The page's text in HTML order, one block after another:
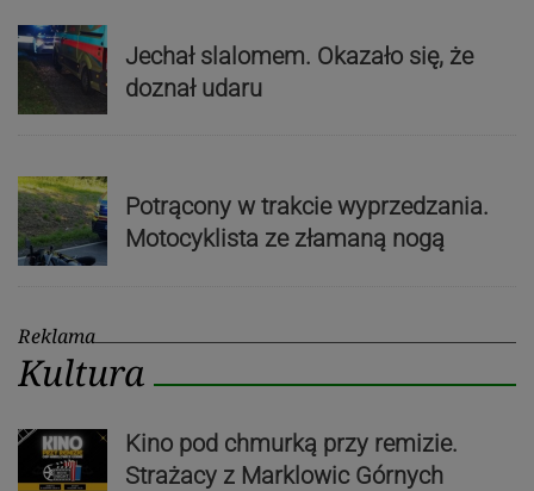
Jechał slalomem. Okazało się, że
doznał udaru
Potrącony w trakcie wyprzedzania.
Motocyklista ze złamaną nogą
Reklama
Kultura
Kino pod chmurką przy remizie.
Strażacy z Marklowic Górnych